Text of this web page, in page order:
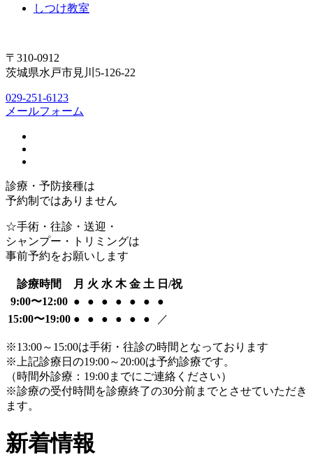
しつけ教室
〒310-0912
茨城県水戸市見川5-126-22
029-251-6123
メールフォーム
診療・予防接種は
予約制ではありません
☆手術・往診・送迎・
シャンプー・トリミングは
事前予約をお願いします
診療時間 月 火 水 木 金 土 日/祝
9:00〜12:00 ● ● ● ● ● ●
●
15:00〜19:00 ● ● ● ● ● ● ／
※13:00～15:00は手術・往診の時間となっております
※上記診療日の19:00～20:00は予約診療です。
（時間外診療：19:00までにご連絡ください）
※診療の受付時間を診療終了の30分前までとさせていただき
ます。
新着情報